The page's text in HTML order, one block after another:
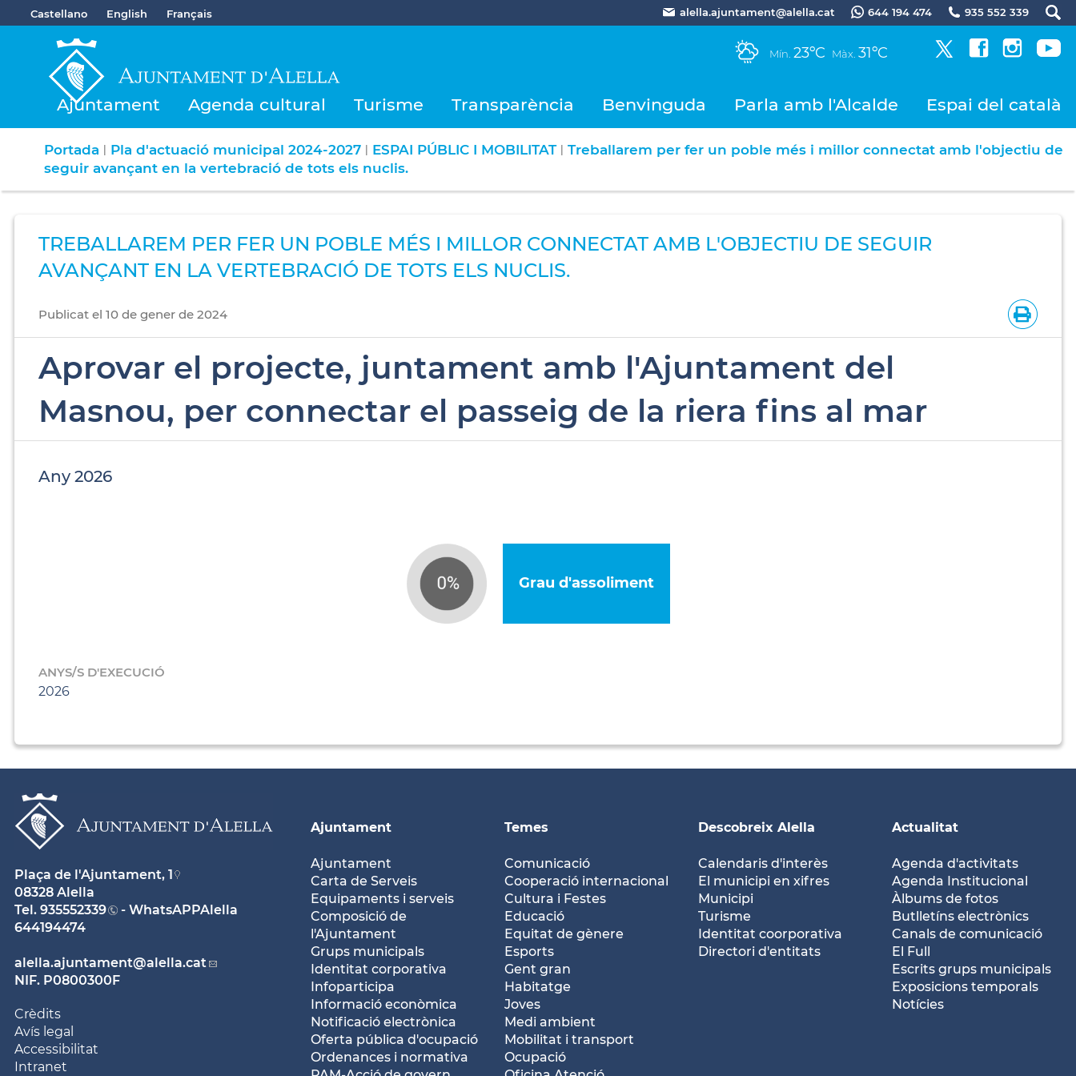
Castellano English Français alella.ajuntament@alella.cat 644 194 474 935 552 339
Mín. 23ºC Màx. 31ºC
Ajuntament Agenda cultural Turisme Transparència Benvinguda Parla amb l'Alcalde Espai del català
Portada | Pla d'actuació municipal 2024-2027 | ESPAI PÚBLIC I MOBILITAT | Treballarem per fer un poble més i millor connectat amb l'objectiu de
seguir avançant en la vertebració de tots els nuclis.
TREBALLAREM PER FER UN POBLE MÉS I MILLOR CONNECTAT AMB L'OBJECTIU DE SEGUIR
AVANÇANT EN LA VERTEBRACIÓ DE TOTS ELS NUCLIS.
Publicat el 10 de gener de 2024
Aprovar el projecte, juntament amb l'Ajuntament del
Masnou, per connectar el passeig de la riera fins al mar
Any 2026
Grau d'assoliment
ANYS/S D'EXECUCIÓ
2026
Ajuntament
Ajuntament
Carta de Serveis
Equipaments i serveis
Composició de
l'Ajuntament
Grups municipals
Identitat corporativa
Infoparticipa
Informació econòmica
Notificació electrònica
Oferta pública d'ocupació
Ordenances i normativa
Temes
Comunicació
Cooperació internacional
Cultura i Festes
Educació
Equitat de gènere
Esports
Gent gran
Habitatge
Joves
Medi ambient
Mobilitat i transport
Ocupació
Descobreix Alella
Calendaris d'interès
El municipi en xifres
Municipi
Turisme
Identitat coorporativa
Directori d'entitats
Actualitat
Agenda d'activitats
Agenda Institucional
Àlbums de fotos
Butlletíns electrònics
Canals de comunicació
El Full
Escrits grups municipals
Exposicions temporals
Notícies
Plaça de l'Ajuntament, 1
08328 Alella
Tel. 935552339
- WhatsAPPAlella
644194474
alella.ajuntament@alella.cat
NIF. P0800300F
Crèdits
Avís legal
Accessibilitat
Intranet